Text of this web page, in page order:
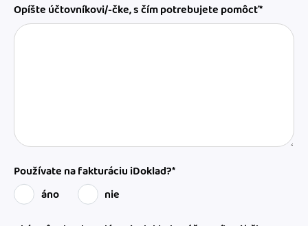
Opíšte účtovníkovi/-čke, s čím potrebujete pomôcť*
Používate na fakturáciu iDoklad?*
áno
nie